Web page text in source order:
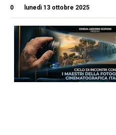
0 lunedì 13 ottobre 2025